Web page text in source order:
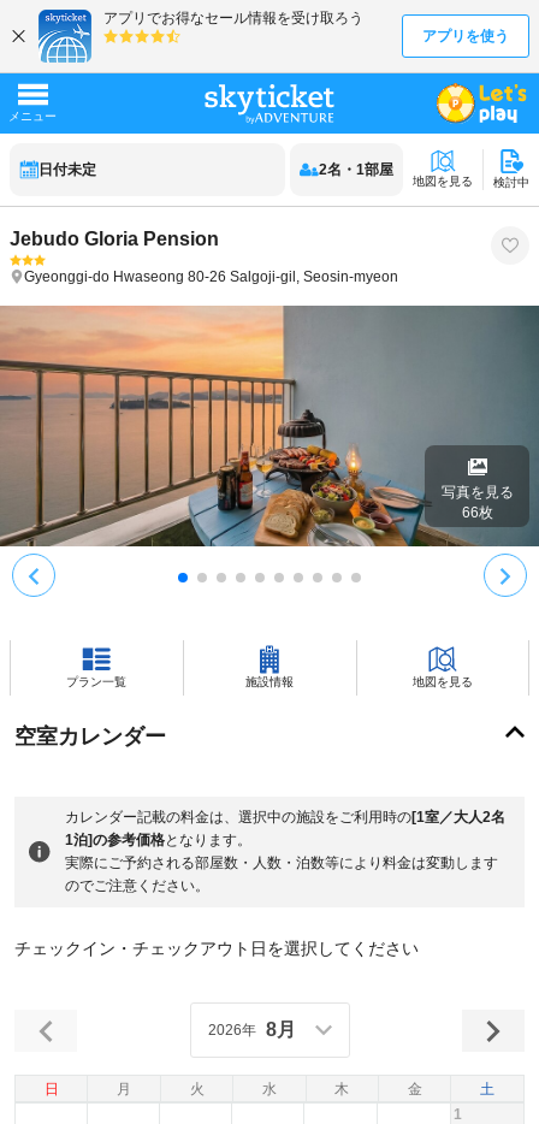
日付未定 2名 ・ 1部屋
地図を見る 検討中
Jebudo Gloria Pension
Gyeonggi-do Hwaseong 80-26 Salgoji-gil, Seosin-myeon
写真を見る
66枚
プラン一覧 施設情報 地図を見る
空室カレンダー
カレンダー記載の料金は、選択中の施設をご利用時の[1室／大人2名
1泊]の参考価格となります。
実際にご予約される部屋数・人数・泊数等により料金は変動します
のでご注意ください。
チェックイン・チェックアウト日を選択してください
日 月 火 水 木 金 土
2026年 8月
1